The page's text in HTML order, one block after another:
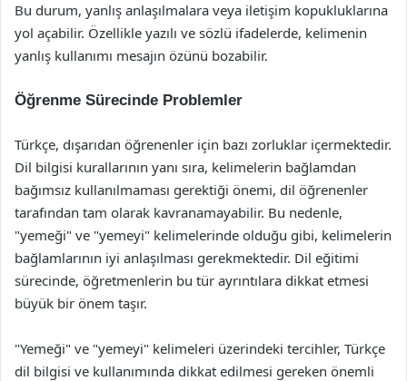
Bu durum, yanlış anlaşılmalara veya iletişim kopukluklarına
yol açabilir. Özellikle yazılı ve sözlü ifadelerde, kelimenin
yanlış kullanımı mesajın özünü bozabilir.
Öğrenme Sürecinde Problemler
Türkçe, dışarıdan öğrenenler için bazı zorluklar içermektedir.
Dil bilgisi kurallarının yanı sıra, kelimelerin bağlamdan
bağımsız kullanılmaması gerektiği önemi, dil öğrenenler
tarafından tam olarak kavranamayabilir. Bu nedenle,
"yemeği" ve "yemeyi" kelimelerinde olduğu gibi, kelimelerin
bağlamlarının iyi anlaşılması gerekmektedir. Dil eğitimi
sürecinde, öğretmenlerin bu tür ayrıntılara dikkat etmesi
büyük bir önem taşır.
"Yemeği" ve "yemeyi" kelimeleri üzerindeki tercihler, Türkçe
dil bilgisi ve kullanımında dikkat edilmesi gereken önemli